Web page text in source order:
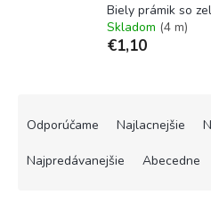
Biely prámik so
Skladom (4 m)
€1,10
Odporúčame Najlacnejšie
Najpredávanejšie Abecedne